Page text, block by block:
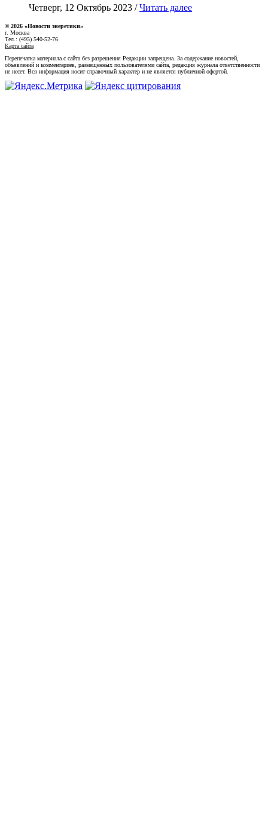
Четверг, 12 Октябрь 2023 /Читать далее
© 2026 «Новости энеретики»
г. Москва
Тел.: (495) 540-52-76
Карта сайта
Перепечатка материала с сайта без разрешения Редакции запрещена. За содержание новостей,
объявлений и комментариев, размещенных пользователями сайта, редакция журнала ответственности
не несет. Вся информация носит справочный характер и не является публичной офертой.